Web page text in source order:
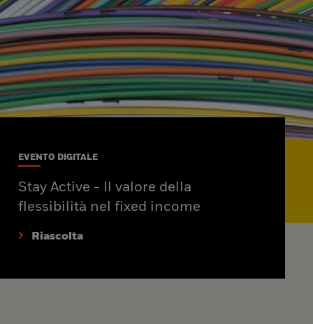
EVENTO DIGITALE
Stay Active - Il valore della
flessibilità nel fixed income
Riascolta